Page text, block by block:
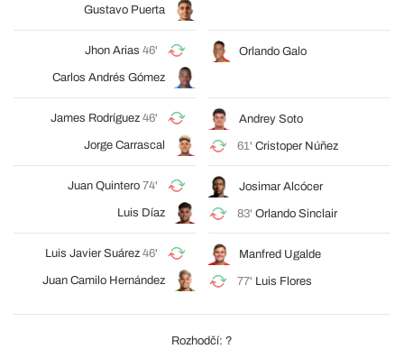
Gustavo Puerta
Jhon Arias 46'
Carlos Andrés Gómez
Orlando Galo
James Rodríguez 46'
Jorge Carrascal
Andrey Soto
61' Cristoper Núñez
Juan Quintero 74'
Luis Díaz
Josimar Alcócer
83' Orlando Sinclair
Luis Javier Suárez 46'
Juan Camilo Hernández
Manfred Ugalde
77' Luis Flores
Rozhodčí: ?